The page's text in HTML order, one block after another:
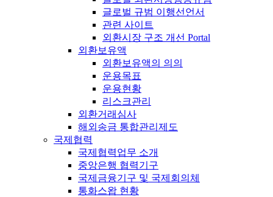
글로벌 규범 이행선언서
관련 사이트
외환시장 구조 개선 Portal
외환보유액
외환보유액의 의의
운용목표
운용현황
리스크관리
외환거래심사
해외송금 통합관리제도
국제협력
국제협력업무 소개
중앙은행 협력기구
국제금융기구 및 국제회의체
통화스왑 현황